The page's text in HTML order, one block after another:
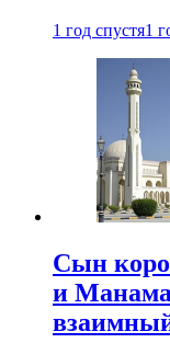
1 год спустя1
Сын
и Манама